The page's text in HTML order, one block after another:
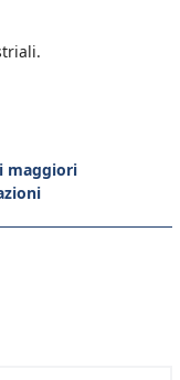
maggiori